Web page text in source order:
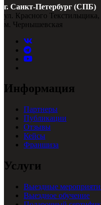
г. Санкт-Петербург (СПБ)
ул. Красного
м. Чернышевская
Информация
Партнеры
Публикации
Отзывы
Кейсы
Франшиза
Услуги
Выездные
Выездное обучение